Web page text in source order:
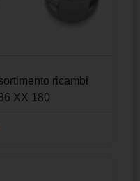
ricambi
XX 180